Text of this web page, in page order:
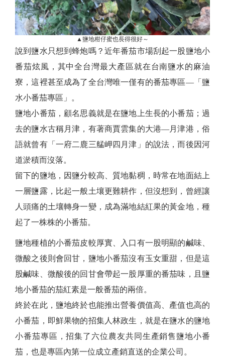
▲鹽地柑仔蜜也長得很好～
說到鹽水只想到蜂炮嗎？近年番茄市場刮起一股鹽地小
番茄炫風，其中全台灣最大產區就在台南鹽水的麻油
寮，這裡甚至成為了全台灣唯一僅有的番茄專區—「鹽
水小番茄專區」。
鹽地小番茄，顧名思義就是在鹽地上生長的小番茄；過
去的鹽水古稱月津，有著商賈雲集的大港—月津港，俗
語就曾有「一府二鹿三艋岬四月津」的說法，而後因河
道淤積而沒落。
留下的鹽地，因鹽分較高、質地黏稠，時常在地面結上
一層鹽露，比起一般土壤更難耕作，但沒想到，曾經讓
人頭痛的土壤轉身一變，成為滿地結紅果的黃金地，種
起了一株株的小番茄。
鹽地種植的小番茄皮較厚實、入口有一股明顯的鹹味、
微酸之後則會回甘，鹽地小番茄沒有玉女重甜，但是這
股鹹味、微酸後的回甘會帶起一股厚重的番茄味，且鹽
地小番茄的茄紅素是一般番茄的兩倍。
終於在此，鹽地終於也能推出營養價值高、產值也高的
小番茄，即鮮果物的招集人林政生，就是在鹽水的鹽地
小番茄專區，招集了六位農友共同生產銷售鹽地小番
茄，也是專區內第一位成立產銷直送的企業公司。